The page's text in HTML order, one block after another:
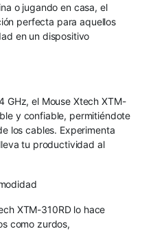
o jugando en casa, el
perfecta para aquellos
en un dispositivo
GHz, el Mouse Xtech XTM-
y confiable, permitiéndote
los cables. Experimenta
tu productividad al
XTM-310RD lo hace
como zurdos,